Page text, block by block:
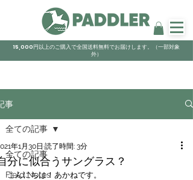
15,000円以上のご購入で全国送料無料でお届けします。（一部対象
外）
事
全ての記事
Field Notes
全ての記事
分に似合うサングラス？
年1月30日 読了時間: 3分
こんにちは！あかねです。